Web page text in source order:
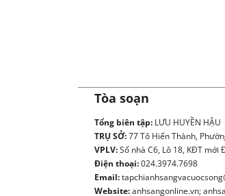
Tòa soạn
Tổng biên tập: LƯU HUYỀN HẬU
TRỤ SỞ:77 Tô Hiến Thành,
VPLV:Số nhà C6, Lô 18, KĐT mới
Điện thoại:024.3974.7698
Email:
Website:anhsangonline.vn;